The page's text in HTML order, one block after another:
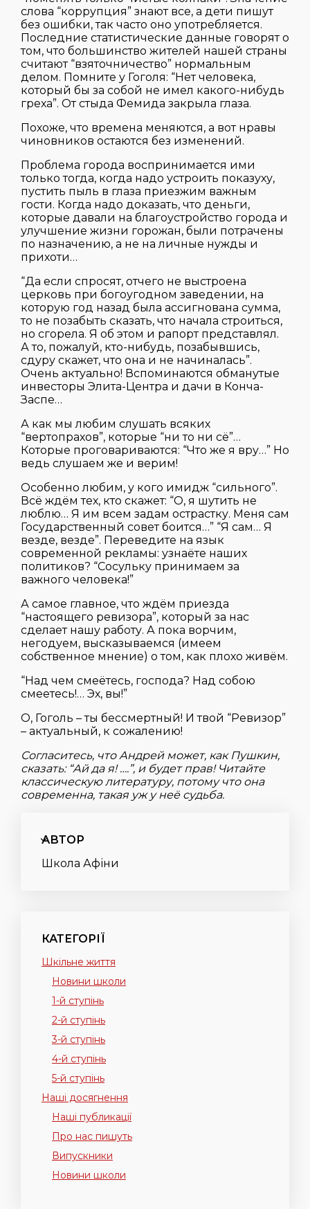
слова “коррупция” знают все, а дети пишут
без ошибки, так часто оно употребляется.
Последние статистические данные говорят о
том, что большинство жителей нашей страны
считают “взяточничество” нормальным
делом. Помните у Гоголя: “Нет человека,
который бы за собой не имел какого-нибудь
греха”. От стыда Фемида закрыла глаза.
Похоже, что времена меняются, а вот нравы
чиновников остаются без изменений.
Проблема города воспринимается ими
только тогда, когда надо устроить показуху,
пустить пыль в глаза приезжим важным
гости. Когда надо доказать, что деньги,
которые давали на благоустройство города и
улучшение жизни горожан, были потрачены
по назначению, а не на личные нужды и
прихоти…
“Да если спросят, отчего не выстроена
церковь при богоугодном заведении, на
которую год назад была ассигнована сумма,
то не позабыть сказать, что начала строиться,
но сгорела. Я об этом и рапорт представлял.
А то, пожалуй, кто-нибудь, позабывшись,
сдуру скажет, что она и не начиналась”.
Очень актуально! Вспоминаются обманутые
инвесторы Элита-Центра и дачи в Конча-
Заспе…
А как мы любим слушать всяких
“вертопрахов”, которые “ни то ни сё”…
Которые проговариваются: “Что же я вру…” Но
ведь слушаем же и верим!
Особенно любим, у кого имидж “сильного”.
Всё ждём тех, кто скажет: “О, я шутить не
люблю… Я им всем задам острастку. Меня сам
Государственный совет боится…” “Я сам… Я
везде, везде”. Переведите на язык
современной рекламы: узнаёте наших
политиков? “Сосульку принимаем за
важного человека!”
А самое главное, что ждём приезда
“настоящего ревизора”, который за нас
сделает нашу работу. А пока ворчим,
негодуем, высказываемся (имеем
собственное мнение) о том, как плохо живём.
“Над чем смеётесь, господа? Над собою
смеетесь!… Эх, вы!”
О, Гоголь – ты бессмертный! И твой “Ревизор”
– актуальный, к сожалению!
Согласитесь, что Андрей может, как Пушкин,
сказать: “Ай да я! ….”, и будет прав! Читайте
классическую литературу, потому что она
современна, такая уж у неё судьба.
АВТОР
Школа Афіни
КАТЕГОРІЇ
Шкільне життя
Новини школи
1-й ступінь
2-й ступінь
3-й ступінь
4-й ступінь
5-й ступінь
Наші досягнення
Наші публикації
Про нас пишуть
Випускники
Новини школи